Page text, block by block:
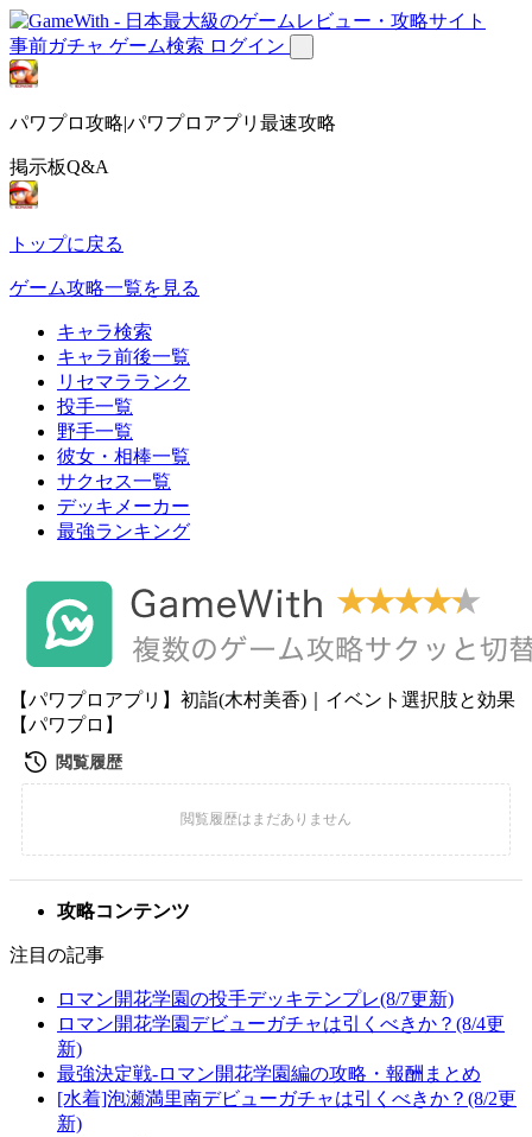
事前ガチャ ゲーム検索 ログイン
パワプロ攻略|パワプロアプリ最速攻略
掲示板Q&A
トップに戻る
ゲーム攻略一覧を見る
キャラ検索
キャラ前後一覧
リセマラランク
投手一覧
野手一覧
彼女・相棒一覧
サクセス一覧
デッキメーカー
最強ランキング
【パワプロアプリ】初詣(木村美香)｜イベント選択肢と効果
【パワプロ】
攻略コンテンツ
注目の記事
ロマン開花学園の投手デッキテンプレ(8/7更新)
ロマン開花学園デビューガチャは引くべきか？(8/4更
新)
最強決定戦-ロマン開花学園編の攻略・報酬まとめ
[水着]泡瀬満里南デビューガチャは引くべきか？(8/2更
新)